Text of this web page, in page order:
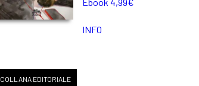
Ebook 4,99€
INFO
COLLANA EDITORIALE